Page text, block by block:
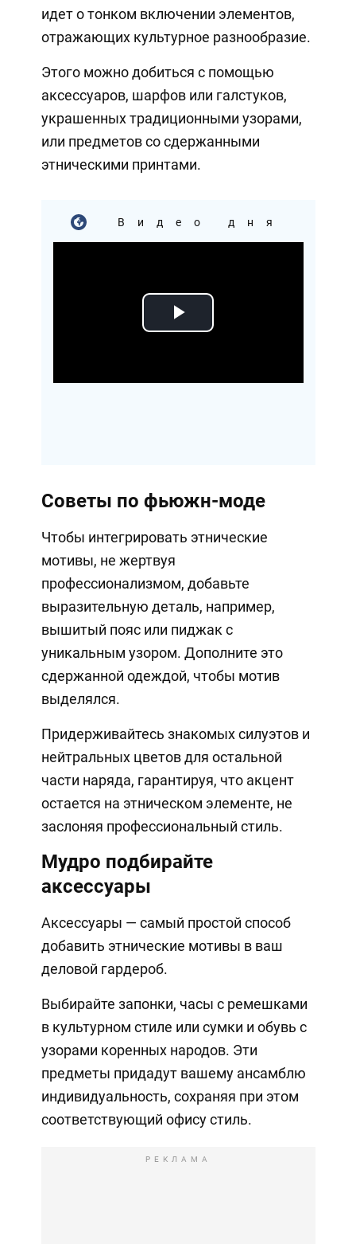
идет о тонком включении элементов,
отражающих культурное разнообразие.
Этого можно добиться с помощью
аксессуаров, шарфов или галстуков,
украшенных традиционными узорами,
или предметов со сдержанными
этническими принтами.
Видео дня
Play
Советы по фьюжн-моде
Чтобы интегрировать этнические
мотивы, не жертвуя
профессионализмом, добавьте
выразительную деталь, например,
вышитый пояс или пиджак с
уникальным узором. Дополните это
сдержанной одеждой, чтобы мотив
выделялся.
Придерживайтесь знакомых силуэтов и
нейтральных цветов для остальной
части наряда, гарантируя, что акцент
остается на этническом элементе, не
заслоняя профессиональный стиль.
Мудро подбирайте
аксессуары
Аксессуары — самый простой способ
добавить этнические мотивы в ваш
деловой гардероб.
Выбирайте запонки, часы с ремешками
в культурном стиле или сумки и обувь с
узорами коренных народов. Эти
предметы придадут вашему ансамблю
индивидуальность, сохраняя при этом
соответствующий офису стиль.
РЕКЛАМА